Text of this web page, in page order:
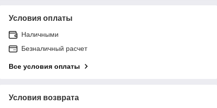
Условия оплаты
Наличными
Безналичный расчет
Все условия оплаты
Условия возврата